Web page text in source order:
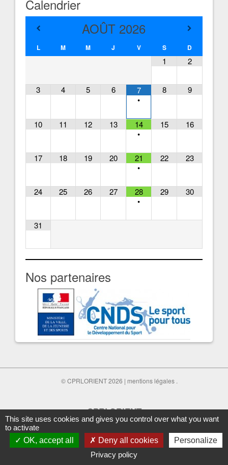
Calendrier
AOÛT 2026
L M M J V S D
1 2
3 4 5 6 7
•
8 9
10 11 12 13 14
•
15 16
17 18 19 20 21
•
22 23
24 25 26 27 28
•
29 30
31
Nos partenaires
© CPRLORIENT 2026 | mentions légales .
CPRLORIENT
Club de Patinage à Roulettes de Lorient
Réalisation We Media
This site uses cookies and gives you control over what you want
to activate
OK, accept all
Deny all cookies
Personalize
Privacy policy